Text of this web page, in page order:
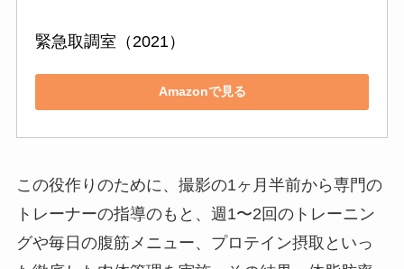
緊急取調室（2021）
Amazonで見る
この役作りのために、撮影の1ヶ月半前から専門の
トレーナーの指導のもと、週1〜2回のトレーニン
グや毎日の腹筋メニュー、プロテイン摂取といっ